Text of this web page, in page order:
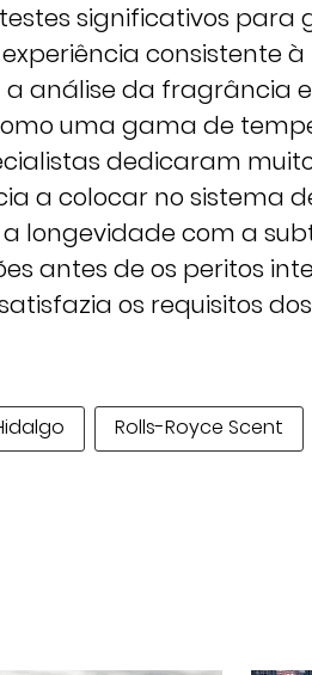
significativos para
consistente
a análise da fragrância
uma gama de
dedicaram
a colocar no sistema
longevidade com a
antes de os peritos
os requisitos
Rolls-Royce Scent